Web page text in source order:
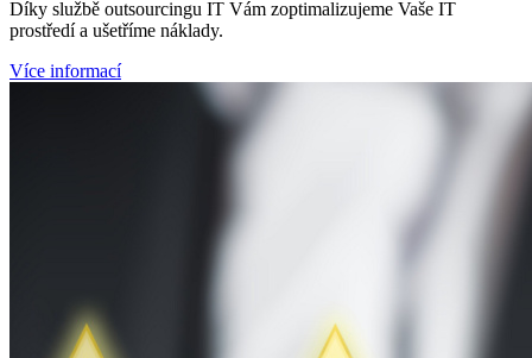
Díky službě outsourcingu IT Vám zoptimalizujeme Vaše IT
prostředí a ušetříme náklady.
Více informací